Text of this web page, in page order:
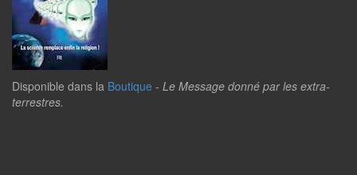
Disponible dans la Boutique - Le Message donné par les extra-
terrestres.